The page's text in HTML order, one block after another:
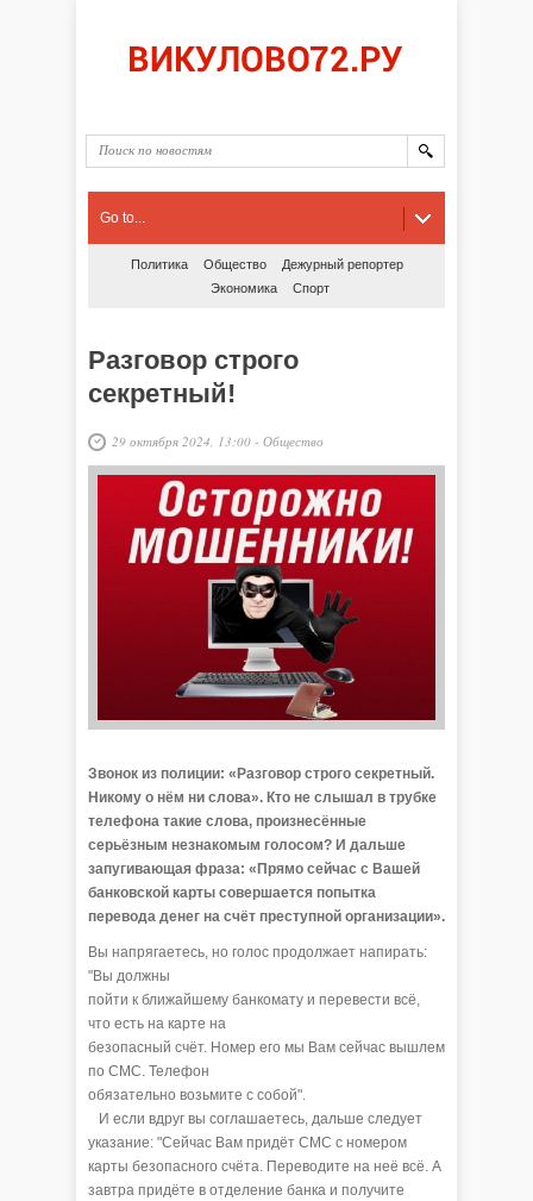
Go to...
Политика Общество
Дежурный репортер
Экономика
Спорт
Разговор строго
секретный!
29 октября 2024, 13:00 - Общество
Звонок из полиции: «Разговор строго секретный.
Никому о нём ни слова». Кто не слышал в трубке
телефона такие слова, произнесённые
серьёзным незнакомым голосом? И дальше
запугивающая фраза: «Прямо сейчас с Вашей
банковской карты совершается попытка
перевода денег на счёт преступной организации».
Вы напрягаетесь, но голос продолжает напирать:
"Вы должны
пойти к ближайшему банкомату и перевести всё,
что есть на карте на
безопасный счёт. Номер его мы Вам сейчас вышлем
по СМС. Телефон
обязательно возьмите с собой".
И если вдруг вы соглашаетесь, дальше следует
указание: "Сейчас Вам придёт СМС с номером
карты безопасного счёта. Переводите на неё всё. А
завтра придёте в отделение банка и получите